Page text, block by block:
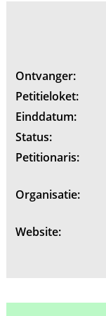
Ontvanger:
Petitieloket:
Einddatum:
Status:
Petitionaris:
Organisatie:
Website: